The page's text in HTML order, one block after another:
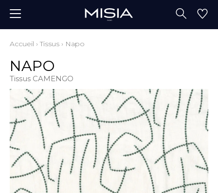
Accueil ›Tissus › Napo
NAPO
Tissus CAMENGO